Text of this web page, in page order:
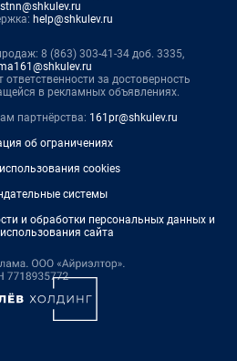
help@shkulev.ru
8 (863) 303-41-34 доб. 3335,
ответственности за достоверность
в рекламных объявлениях.
партнёрства: 161pr@shkulev.ru
об ограничениях
cookies
системы
и обработки персональных данных и
сайта